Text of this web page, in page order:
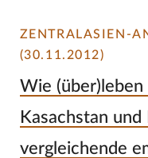
ZENTRALASIEN-
(30.11.2012)
Wie
Kasachstan und
vergleichende